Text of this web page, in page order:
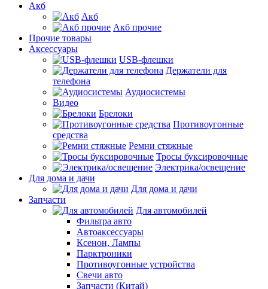
Акб
Акб
Акб прочие
Прочие товары
Аксессуары
USB-флешки
Держатели для
телефона
Аудиосистемы
Видео
Брелоки
Противоугонные
средства
Ремни стяжные
Тросы буксировочные
Электрика/освещение
Для дома и дачи
Для дома и дачи
Запчасти
Для автомобилей
Фильтра авто
Автоаксессуары
Ксенон, Лампы
Парктроники
Противоугонные устройства
Свечи авто
Запчасти (Китай)